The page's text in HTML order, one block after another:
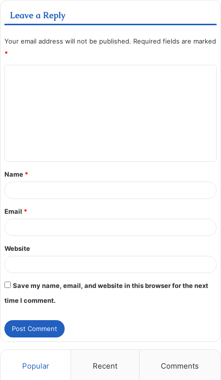
Leave a Reply
Your email address will not be published. Required fields are marked
*
Name *
Email *
Website
Save my name, email, and website in this browser for the next
time I comment.
Popular Recent Comments